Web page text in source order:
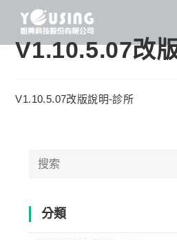
contentV1.10.5.07改
V1.10.5.07改版說明-診所
Search
分類